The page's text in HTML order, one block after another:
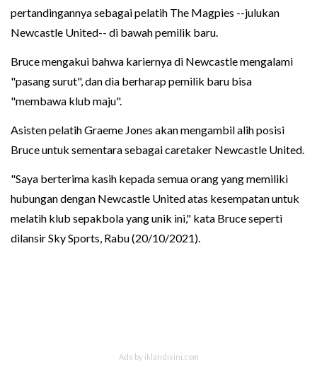
pertandingannya sebagai pelatih The Magpies --julukan
Newcastle United-- di bawah pemilik baru.
Bruce mengakui bahwa kariernya di Newcastle mengalami
"pasang surut", dan dia berharap pemilik baru bisa
"membawa klub maju".
Asisten pelatih Graeme Jones akan mengambil alih posisi
Bruce untuk sementara sebagai caretaker Newcastle United.
"Saya berterima kasih kepada semua orang yang memiliki
hubungan dengan Newcastle United atas kesempatan untuk
melatih klub sepakbola yang unik ini," kata Bruce seperti
dilansir Sky Sports, Rabu (20/10/2021).